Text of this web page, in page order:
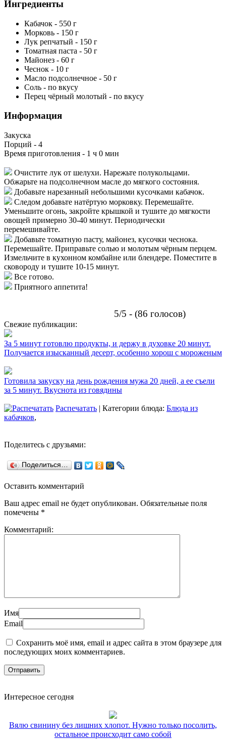
Ингредиенты
Кабачок - 550 г
Морковь - 150 г
Лук репчатый - 150 г
Томатная паста - 50 г
Майонез - 60 г
Чеснок - 10 г
Масло подсолнечное - 50 г
Соль - по вкусу
Перец чёрный молотый - по вкусу
Информация
Закуска
Порций - 4
Время приготовления - 1 ч 0 мин
Очистите лук от шелухи. Нарежьте полукольцами.
Обжарьте на подсолнечном масле до мягкого состояния.
Добавьте нарезанный небольшими кусочками кабачок.
Следом добавьте натёртую морковку. Перемешайте.
Уменьшите огонь, закройте крышкой и тушите до мягкости
овощей примерно 30-40 минут. Периодически
перемешивайте.
Добавьте томатную пасту, майонез, кусочки чеснока.
Перемешайте. Приправьте солью и молотым чёрным перцем.
Измельчите в кухонном комбайне или блендере. Поместите в
сковороду и тушите 10-15 минут.
Все готово.
Приятного аппетита!
5/5 - (86 голосов)
Свежие публикации:
За 5 минут готовлю продукты, и держу в духовке 20 минут.
Получается изысканный десерт, особенно хорош с мороженым
Готовила закуску на день рождения мужа 20 дней, а ее съели
за 5 минут. Вкуснота из говядины
Распечатать | Категории блюда: Блюда из
кабачков,
Поделитесь с друзьями:
Поделиться…
Оставить комментарий
Ваш адрес email не будет опубликован. Обязательные поля
помечены *
Комментарий:
Имя
Email
Сохранить моё имя, email и адрес сайта в этом браузере для
последующих моих комментариев.
Интересное сегодня
Вялю свинину без лишних хлопот. Нужно только посолить,
остальное происходит само собой